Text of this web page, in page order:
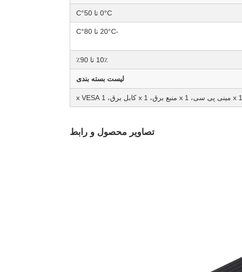
0°C تا 50°C
-20°C تا 80°C
10٪ تا 90٪
لیست بسته بندی
1 x مینی پی سی، 1 x منبع برق، 1 x کابل برق، 1 x VESA
تصاویر محصول و رابط